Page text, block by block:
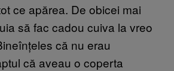
ce apărea. De obicei mai
să fac cadou cuiva la vreo
că nu erau
că aveau o coperta